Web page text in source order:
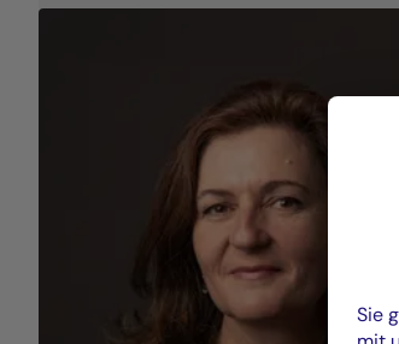
Sie